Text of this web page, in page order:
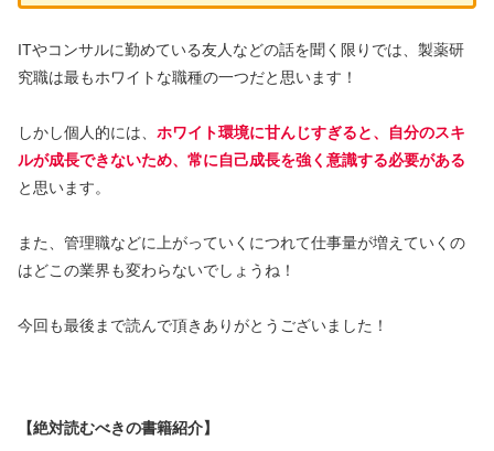
ITやコンサルに勤めている友人などの話を聞く限りでは、製薬研
究職は最もホワイトな職種の一つだと思います！
しかし個人的には、 ホワイト環境に甘んじすぎると、自分のスキ
ルが成長できないため、常に自己成長を強く意識する必要がある
と思います。
また、管理職などに上がっていくにつれて仕事量が増えていくの
はどこの業界も変わらないでしょうね！
今回も最後まで読んで頂きありがとうございました！
【絶対読むべきの書籍紹介】